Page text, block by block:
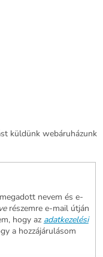
küldünk webáruházunk
nevem és e-
részemre e-mail útján
hogy az adatkezelési
a hozzájárulásom